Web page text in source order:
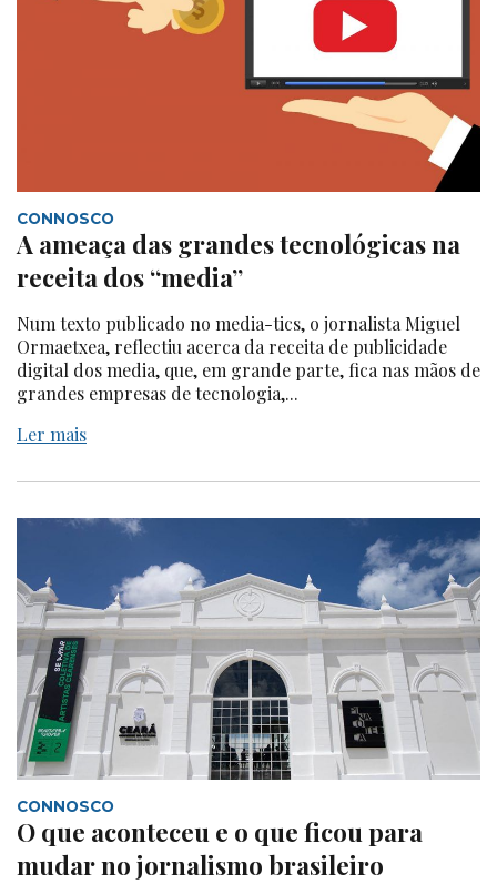
CONNOSCO
A ameaça das grandes tecnológicas na
receita dos “media”
Num texto publicado no media-tics, o jornalista Miguel
Ormaetxea, reflectiu acerca da receita de publicidade
digital dos media, que, em grande parte, fica nas mãos de
grandes empresas de tecnologia,...
Ler mais
CONNOSCO
O que aconteceu e o que ficou para
mudar no jornalismo brasileiro